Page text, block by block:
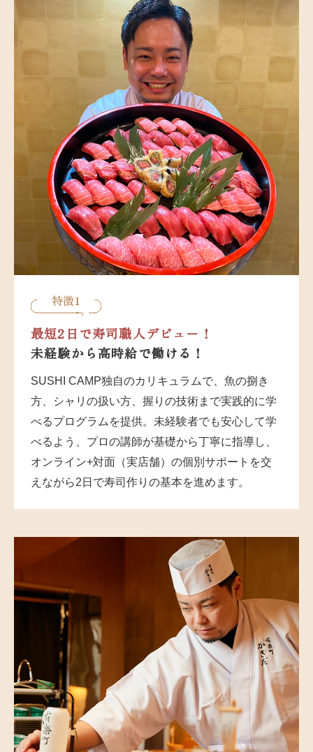
特徴1
最短2日で寿司職人デビュー！
未経験から高時給で働ける！
SUSHI CAMP独自のカリキュラムで、魚の捌き
方、シャリの扱い方、握りの技術まで実践的に学
べるプログラムを提供。未経験者でも安心して学
べるよう、プロの講師が基礎から丁寧に指導し、
オンライン+対面（実店舗）の個別サポートを交
えながら2日で寿司作りの基本を進めます。